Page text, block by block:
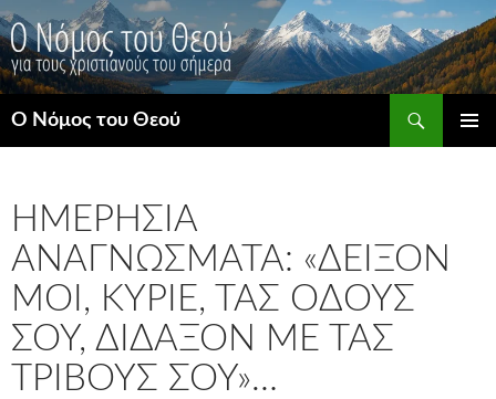
Μετάβαση
σε
περιεχόμενο
Ο Νόμος του Θεού
ΗΜΕΡΉΣΙΑ
ΑΝΑΓΝΏΣΜΑΤΑ: «ΔΕΊΞΟΝ
ΜΟΙ, ΚΎΡΙΕ, ΤΑΣ ΟΔΟΎΣ
ΣΟΥ, ΔΊΔΑΞΌΝ ΜΕ ΤΑΣ
ΤΡΊΒΟΥΣ ΣΟΥ»…